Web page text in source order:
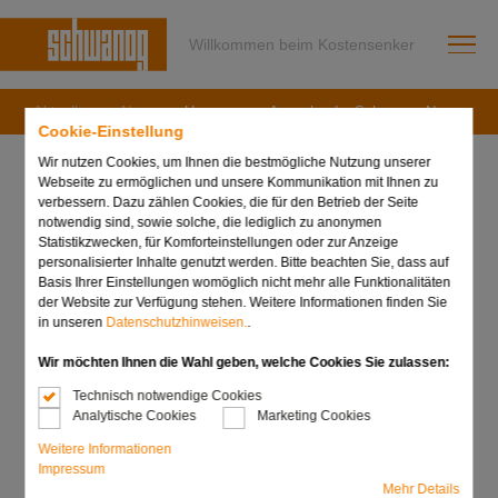
Cookie-Einstellung
Wir nutzen Cookies, um Ihnen die bestmögliche Nutzung unserer
Webseite zu ermöglichen und unsere Kommunikation mit Ihnen zu
verbessern. Dazu zählen Cookies, die für den Betrieb der Seite
notwendig sind, sowie solche, die lediglich zu anonymen
Statistikzwecken, für Komforteinstellungen oder zur Anzeige
personalisierter Inhalte genutzt werden. Bitte beachten Sie, dass auf
Basis Ihrer Einstellungen womöglich nicht mehr alle Funktionalitäten
der Website zur Verfügung stehen. Weitere Informationen finden Sie
in unseren Datenschutzhinweisen..
Wir möchten Ihnen die Wahl geben, welche Cookies Sie zulassen:
Technisch notwendige Cookies
Analytische Cookies
Marketing Cookies
Weitere Informationen
Impressum
Mehr Details
Willkommen beim Kostensenker
Aktuelles News Unsere neue Ausgabe der Schwanog News ist
09. Oktober 2024
Unsere neue Ausgabe
der Schwanog News ist
online!
In unserer aktuellen Ausgabe der Schwanog News stellen
wir Ihnen wieder neue technologische Lösungen und Infos
aus der Welt von Schwanog vor.